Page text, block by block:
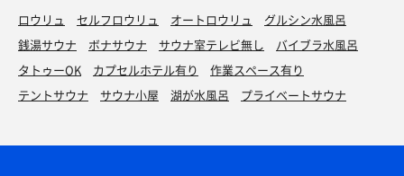
ロウリュ セルフロウリュ オートロウリュ
グルシン水風呂
銭湯サウナ
ボナサウナ サウナ室テレビ無し
バイブラ水風呂
タトゥーOK
カプセルホテル有り
作業スペース有り
テントサウナ
サウナ小屋 湖が水風呂 プライベートサウナ